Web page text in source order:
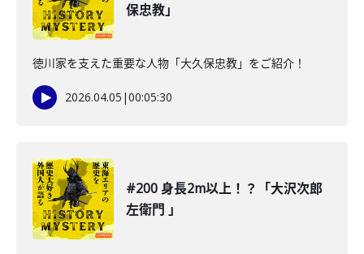
保忠教」
徳川家を支えた重要な人物「大久保忠教」をご紹介！
2026.04.05 |00:05:30
#200 身長2m以上！？「大沢次郎
左衛門 」